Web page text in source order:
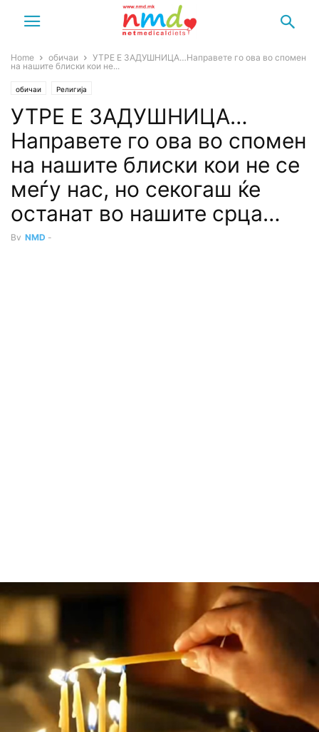
Home обичаи
УТРЕ Е ЗАДУШНИЦА…Направете го ова во спомен
на нашите блиски кои не...
обичаи Религија
УТРЕ Е ЗАДУШНИЦА…
Направете го ова во спомен
на нашите блиски кои не се
меѓу нас, но секогаш ќе
останат во нашите срца…
By NMD -